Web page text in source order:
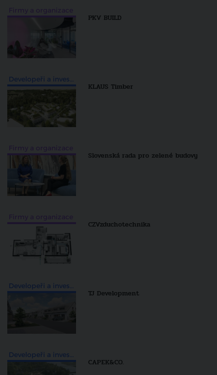
PKV BUILD
Developeři a investiční skupiny
KLAUS Timber
Slovenská rada pro zelené budovy
CZVzduchotechnika
Developeři a investiční skupiny
TJ Development
Developeři a investiční skupiny
CAPEK&CO.